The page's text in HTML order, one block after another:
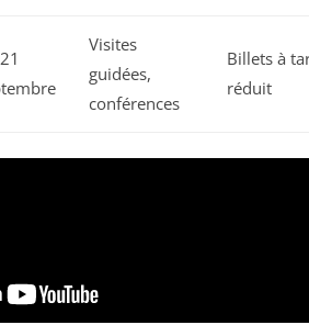
Visites
guidées,
conférences
Billets à
réduit